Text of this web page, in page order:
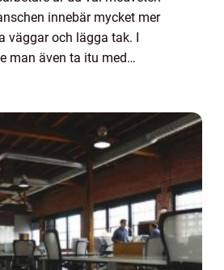
innebär mycket mer
väggar och lägga tak. I
man även ta itu med
komplicerad. E...